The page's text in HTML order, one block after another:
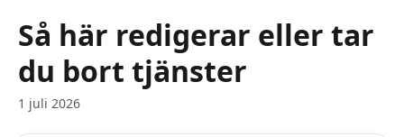
Så här redigerar eller tar
du bort tjänster
1 juli 2026